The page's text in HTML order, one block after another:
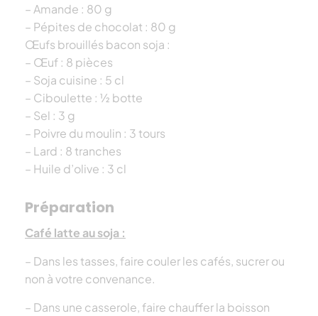
– Amande : 80 g
– Pépites de chocolat : 80 g
Œufs brouillés bacon soja :
– Œuf : 8 pièces
– Soja cuisine : 5 cl
– Ciboulette : ½ botte
– Sel : 3 g
– Poivre du moulin : 3 tours
– Lard : 8 tranches
– Huile d’olive : 3 cl
Préparation
Café latte au soja :
– Dans les tasses, faire couler les cafés, sucrer ou
non à votre convenance.
– Dans une casserole, faire chauffer la boisson